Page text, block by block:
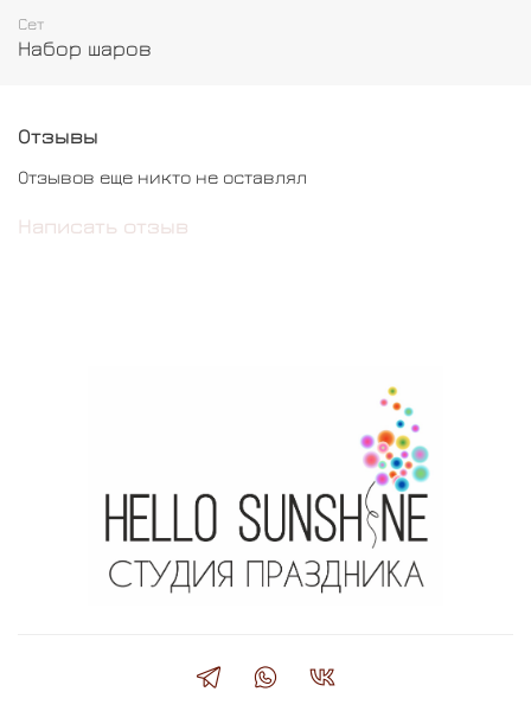
Сет
Набор шаров
Отзывы
Отзывов еще никто не оставлял
Написать отзыв